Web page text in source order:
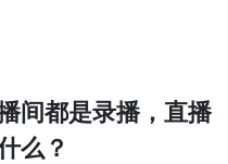
间都是录播，直播
么？